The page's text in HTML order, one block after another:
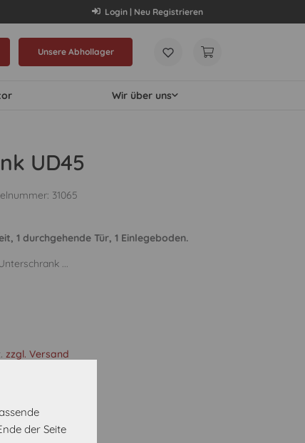
der Seite
Login | Neu Registrieren
Unsere Abhollager
Wir über uns
UD45
31065
1 durchgehende Tür, 1 Einlegeboden.
...
zzgl. Versand